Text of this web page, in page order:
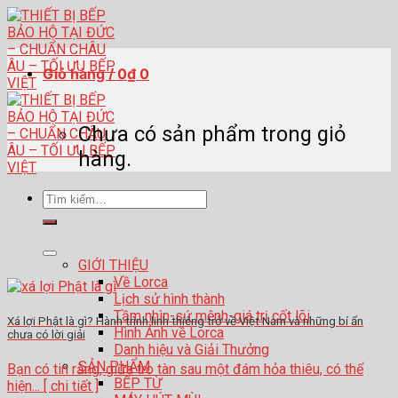
Skip
to
content
Tìm
kiếm:
GIỚI THIỆU
Về Lorca
Lịch sử hình thành
Tầm nhìn-sứ mệnh-giá trị cốt lõi
Hình Ảnh về Lorca
Danh hiệu và Giải Thưởng
SẢN PHẨM
BẾP TỪ
Giỏ hàng /0₫ 0
Chưa có sản phẩm trong giỏ
hàng.
Xá lợi Phật là gì? Hành trình linh thiêng trở về Việt Nam và những bí ẩn
chưa có lời giải
Bạn có tin rằng, giữa tro tàn sau một đám hỏa thiêu, có thể
hiện... [ chi tiết ]